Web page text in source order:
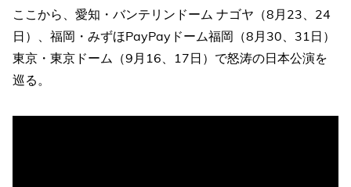
ここから、愛知・バンテリンドーム ナゴヤ（8月23、24
日）、福岡・みずほPayPayドーム福岡（8月30、31日）
東京・東京ドーム（9月16、17日）で怒涛の日本公演を
巡る。